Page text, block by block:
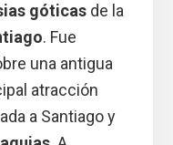
góticasde la
. Fue
una antigua
atracción
a Santiago y